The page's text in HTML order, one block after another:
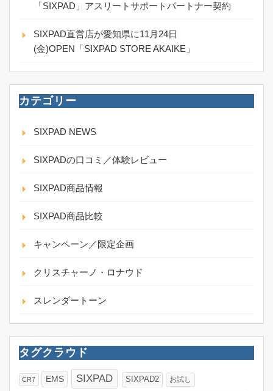
「SIXPAD」アスリートサポートパートナー契約
SIXPAD直営店が愛知県に11月24日
(金)OPEN「SIXPAD STORE AKAIKE」
カテゴリー
SIXPAD NEWS
SIXPADの口コミ／体験レビュー
SIXPAD商品情報
SIXPAD商品比較
キャンペーン／限定企画
クリスチャーノ・ロナウド
スレンダートーン
タグクラウド
CR7 EMS SIXPAD SIXPAD2 お試し